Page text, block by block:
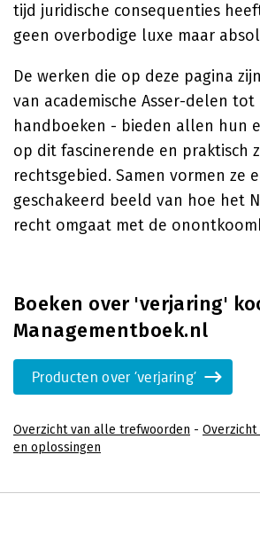
tijd juridische consequenties
geen overbodige luxe maar
De werken die op deze pagina
van academische Asser-delen tot
handboeken - bieden allen hun
op dit fascinerende en praktisch
rechtsgebied. Samen vormen ze
geschakeerd beeld van hoe het
recht omgaat met de
Boeken over 'verjaring'
Managementboek.nl
Producten over 'verjaring'
Overzicht van alle trefwoorden - Overzicht
en oplossingen